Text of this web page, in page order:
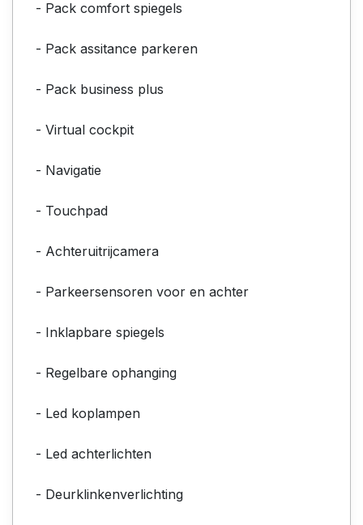
- Pack comfort spiegels
- Pack assitance parkeren
- Pack business plus
- Virtual cockpit
- Navigatie
- Touchpad
- Achteruitrijcamera
- Parkeersensoren voor en achter
- Inklapbare spiegels
- Regelbare ophanging
- Led koplampen
- Led achterlichten
- Deurklinkenverlichting